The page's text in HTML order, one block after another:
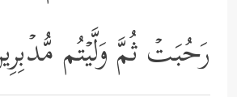
رَحُبَتۡ ثُمَّ وَلَّیۡتُم